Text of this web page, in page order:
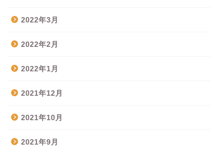
2022年3月
2022年2月
2022年1月
2021年12月
2021年10月
2021年9月